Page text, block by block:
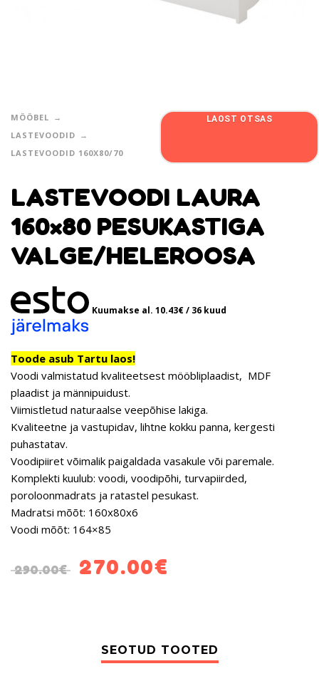
MÖÖBEL
LASTEVOODID
LASTEVOODID 160X80/70
LAOST OTSAS
LASTEVOODI LAURA
160×80 PESUKASTIGA
VALGE/HELEROOSA
Kuumakse al. 10.43€/ 36 kuud
Toode asub Tartu laos!
Voodi valmistatud kvaliteetsest mööbliplaadist, MDF
plaadist ja männipuidust.
Viimistletud naturaalse veepõhise lakiga.
Kvaliteetne ja vastupidav, lihtne kokku panna, kergesti
puhastatav.
Voodipiiret võimalik paigaldada vasakule või paremale.
Komplekti kuulub: voodi, voodipõhi, turvapiirded,
poroloonmadrats ja ratastel pesukast.
Madratsi mõõt: 160x80x6
Voodi mõõt: 164×85
290.00€ 270.00€
SEOTUD TOOTED